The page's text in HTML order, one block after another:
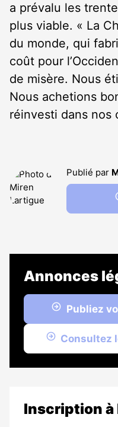
a prévalu les
plus viable. « La
du monde, qui
coût pour
de misère. Nous
Nous achetions
réinvesti dans nos
Publié par
Annonces
Publiez
Consultez
Inscription